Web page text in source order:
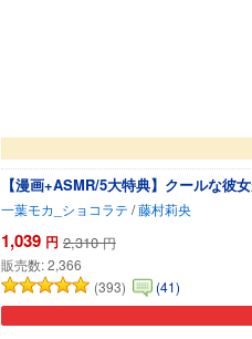
【漫画+ASMR/5大特典】クールな彼
一葉モカ_ショコラテ /藤村莉央
1,039 円 2,310 円
販売数:2,366
(393)
(41)